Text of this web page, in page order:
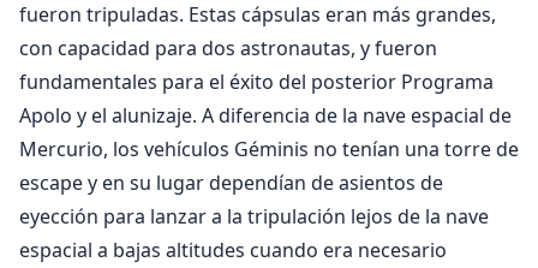
fueron tripuladas. Estas cápsulas eran más grandes,
con capacidad para dos astronautas, y fueron
fundamentales para el éxito del posterior Programa
Apolo y el alunizaje. A diferencia de la nave espacial de
Mercurio, los vehículos Géminis no tenían una torre de
escape y en su lugar dependían de asientos de
eyección para lanzar a la tripulación lejos de la nave
espacial a bajas altitudes cuando era necesario